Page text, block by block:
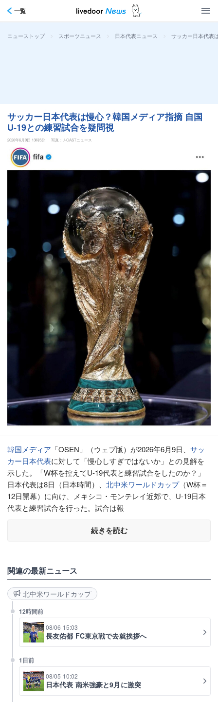
一覧
ニューストップ > スポーツニュース > 日本代表ニュース > サッカー日本代表
サッカー日本代表は慢心？韓国メディア指摘 自国
U-19との練習試合を疑問視
2026年6月9日 13時5分 写真：J-CASTニュース
韓国 メディア 「OSEN」（ウェブ版）が2026年6月9日、 サッ
カー日本代表に対して「慢心しすぎではないか」との見解を
示した。「W杯を控えてU-19代表と練習試合をしたのか？」
日本代表は8日（日本時間）、 北中米ワールドカップ（W杯＝
12日開幕）に向け、メキシコ・モンテレイ近郊で、U-19日本
代表と練習試合を行った。試合は報
続きを読む
関連の最新ニュース
北中米ワールドカップ
12時間前
08/06 15:03
長友佑都 FC東京戦で去就挨拶へ
1日前
08/05 10:02
日本代表 南米強豪と9月に激突